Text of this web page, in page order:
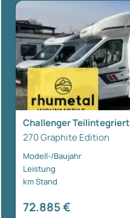
Challenger Teilintegriert
270 Graphite Edition
Modell-/Baujahr
Leistung
km Stand
72.885 €